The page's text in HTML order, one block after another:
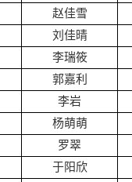
赵佳雪
刘佳晴
李瑞筱
郭嘉利
李岩
杨萌萌
罗翠
于阳欣